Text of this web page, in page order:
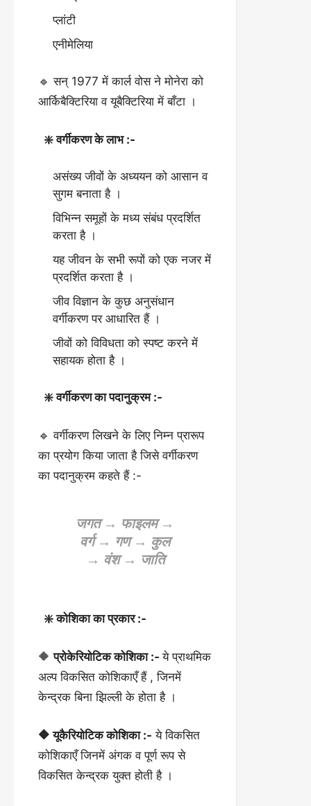
प्लांटी
एनीमेलिया
🔹 सन् 1977 में कार्ल वोस ने मोनेरा को
आर्किबैक्टिरिया व यूबैक्टिरिया में बाँटा ।
❇️ वर्गीकरण के लाभ :-
असंख्य जीवों के अध्ययन को आसान व
सुगम बनाता है ।
विभिन्न समूहों के मध्य संबंध प्रदर्शित
करता है ।
यह जीवन के सभी रूपों को एक नजर में
प्रदर्शित करता है ।
जीव विज्ञान के कुछ अनुसंधान
वर्गीकरण पर आधारित हैं ।
जीवों को विविधता को स्पष्ट करने में
सहायक होता है ।
❇️ वर्गीकरण का पदानुक्रम :-
🔹 वर्गीकरण लिखने के लिए निम्न प्रारूप
का प्रयोग किया जाता है जिसे वर्गीकरण
का पदानुक्रम कहते हैं :-
जगत → फाइलम →
वर्ग → गण → कुल
→ वंश → जाति
❇️ कोशिका का प्रकार :-
🔶प्रोकेरियोटिक कोशिका :-ये प्राथमिक
अल्प विकसित कोशिकाएँ हैं , जिनमें
केन्द्रक बिना झिल्ली के होता है ।
🔶 यूकैरियोटिक कोशिका :- ये विकसित
कोशिकाएँ जिनमें अंगक व पूर्ण रूप से
विकसित केन्द्रक युक्त होती है ।